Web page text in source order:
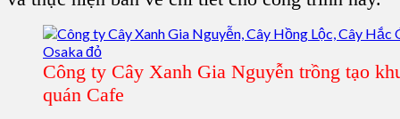
Công ty Cây Xanh Gia Nguyễn trồng tạo
quán Cafe